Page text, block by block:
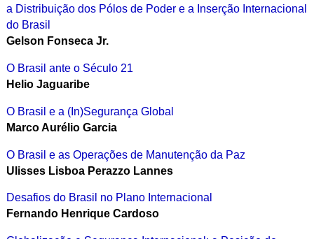
a Distribuição dos Pólos de Poder e a Inserção Internacional
do Brasil
Gelson Fonseca Jr.
O Brasil ante o Século 21
Helio Jaguaribe
O Brasil e a (In)Segurança Global
Marco Aurélio Garcia
O Brasil e as Operações de Manutenção da Paz
Ulisses Lisboa Perazzo Lannes
Desafios do Brasil no Plano Internacional
Fernando Henrique Cardoso